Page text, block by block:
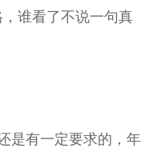
谁看了不说一句真
是有一定要求的，年